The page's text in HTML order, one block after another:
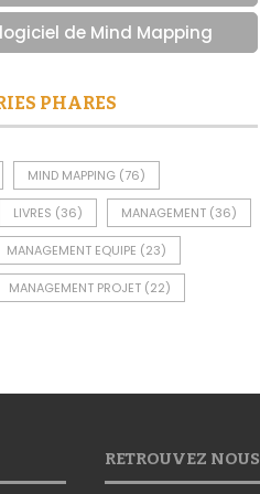
de Mind Mapping
PHARES
MIND MAPPING (76)
LIVRES (36) MANAGEMENT (36)
MANAGEMENT EQUIPE (23)
MANAGEMENT PROJET (22)
RETROUVEZ NOUS